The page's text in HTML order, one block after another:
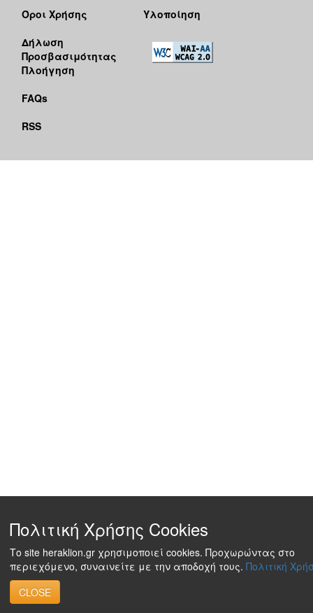
Όροι Χρήσης
Δήλωση
Προσβασιμότητας
Πλοήγηση
FAQs
RSS
Υλοποίηση
Πολιτική Χρήσης Cookies
Το site heraklion.gr χρησιμοποιεί cookies. Προχωρώντας στο
περιεχόμενο, συναινείτε με την αποδοχή τους. Πολιτική
CLOSE